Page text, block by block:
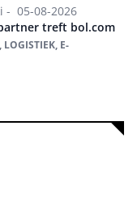
- 05-08-2026
treft bol.com
LOGISTIEK, E-